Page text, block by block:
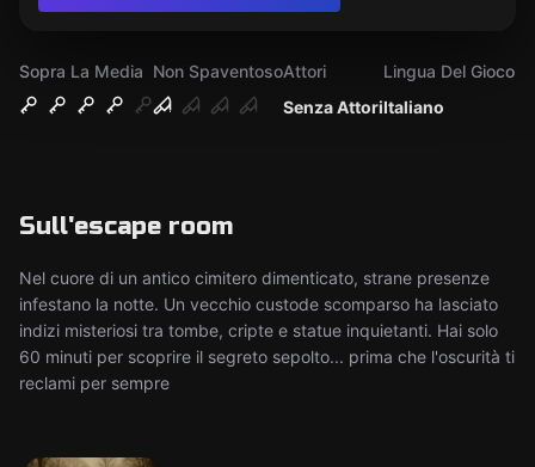
Sopra La Media Non Spaventoso
Senza Attori
Attori
Italiano
Lingua Del Gioco
Sull'escape room
Nel cuore di un antico cimitero dimenticato, strane presenze
infestano la notte. Un vecchio custode scomparso ha lasciato
indizi misteriosi tra tombe, cripte e statue inquietanti. Hai solo
60 minuti per scoprire il segreto sepolto... prima che l'oscurità ti
reclami per sempre